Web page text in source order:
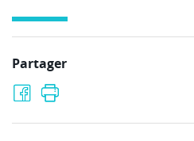
Partager